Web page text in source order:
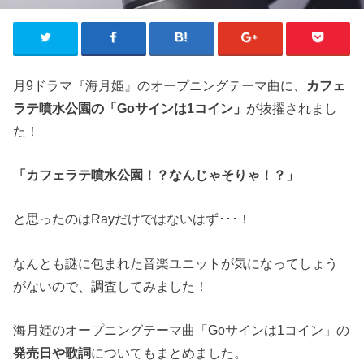
月9ドラマ『海月姫』のオープニングテーマ曲に、 カフェ
ラテ噴水公園の「Goサインは1コイン」 が抜擢されまし
た！
「カフェラテ噴水公園！？なんじゃそりゃ！？」
と思ったのはRayだけではないはず･･･！
なんとも謎に包まれた音楽ユニットが気になってしょう
がないので、調査してみました！
海月姫のオープニングテーマ曲「Goサインは1コイン」の
発売日や歌詞についてもまとめました。